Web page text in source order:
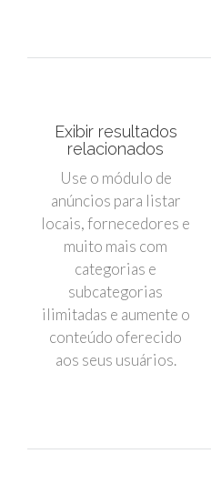
Exibir resultados
relacionados
Use o módulo de
anúncios para listar
locais, fornecedores e
muito mais com
categorias e
subcategorias
ilimitadas e aumente o
conteúdo oferecido
aos seus usuários.